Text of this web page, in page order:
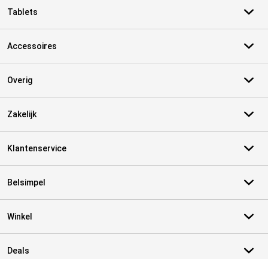
Tablets
Accessoires
Overig
Zakelijk
Klantenservice
Belsimpel
Winkel
Deals